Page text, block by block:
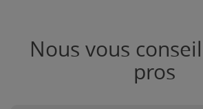
Nous vous
pros